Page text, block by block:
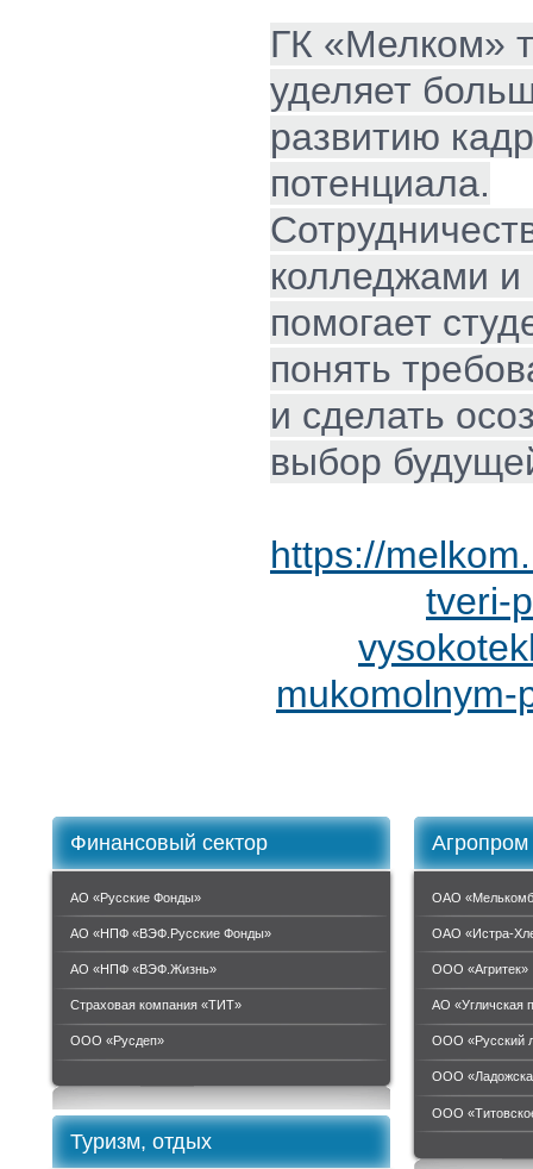
ГК «Мелком»
уделяет
развитию
потенциала.
колледжами и
помогает
понять
и сделать
выбор
https://
tveri-
mukomolnym-
Финансовый сектор
АО «Русские Фонды»
АО «НПФ «ВЭФ.Русские Фонды»
АО «НПФ «ВЭФ.Жизнь»
Страховая компания «ТИТ»
ООО «Руcдеп»
Агропром
ОАО
ОАО «Истра-
ООО «Агритек»
АО «Угличская
ООО «Русский
ООО
ООО
Туризм, отдых